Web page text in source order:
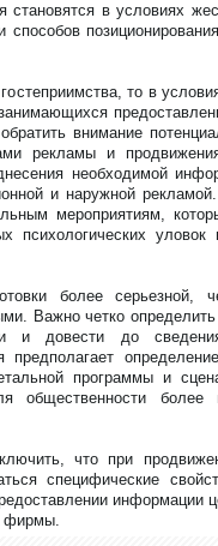
становятся в условиях
способов
то в
внимание
рекламы и
необходимой
и наружной
мероприятиям,
психологических
более серьезной,
Важно четко
и довести до
предполагает
программы и
общественности
что при
специфические
информации
фирмы.